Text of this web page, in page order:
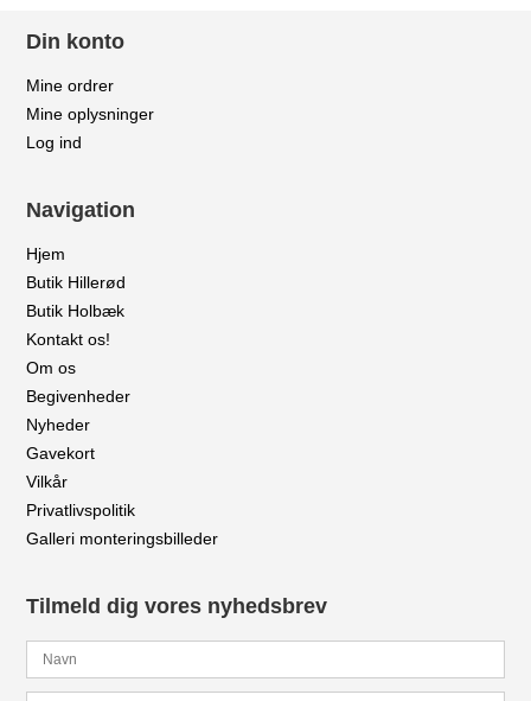
Din konto
Mine ordrer
Mine oplysninger
Log ind
Navigation
Hjem
Butik Hillerød
Butik Holbæk
Kontakt os!
Om os
Begivenheder
Nyheder
Gavekort
Vilkår
Privatlivspolitik
Galleri monteringsbilleder
Tilmeld dig vores nyhedsbrev